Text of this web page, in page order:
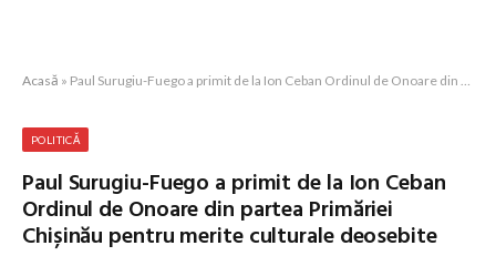
Acasă » Paul Surugiu-Fuego a primit de la Ion Ceban Ordinul de Onoare din partea Primăriei Chișinău pentru merite culturale deosebite
POLITICĂ
Paul Surugiu-Fuego a primit de la Ion Ceban
Ordinul de Onoare din partea Primăriei
Chișinău pentru merite culturale deosebite